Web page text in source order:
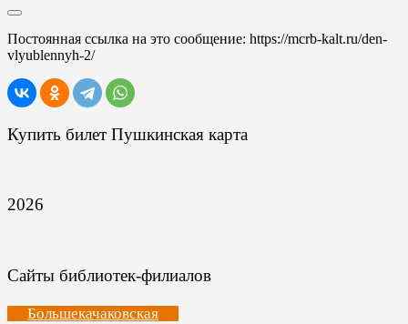
Постоянная ссылка на это сообщение: https://mcrb-kalt.ru/den-
vlyublennyh-2/
Купить билет Пушкинская карта
2026
Сайты библиотек-филиалов
Большекачаковская